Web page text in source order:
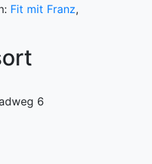
Fit mit Franz,
6